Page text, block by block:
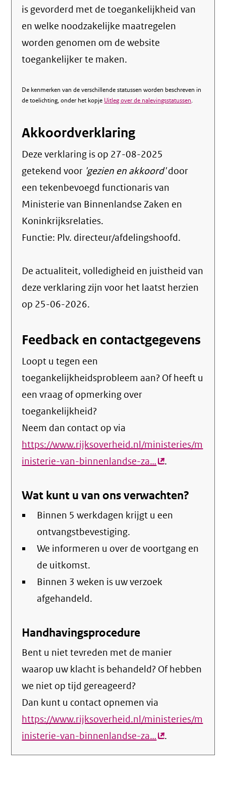
is gevorderd met de toegankelijkheid van
en welke noodzakelijke maatregelen
worden genomen om de website
toegankelijker te maken.
De kenmerken van de verschillende statussen worden beschreven in
de toelichting, onder het kopje Uitleg over de nalevingsstatussen.
Akkoordverklaring
Deze verklaring is op 27-08-2025
getekend voor 'gezien en akkoord'door
een tekenbevoegd functionaris van
Ministerie van Binnenlandse Zaken en
Koninkrijksrelaties.
Functie: Plv. directeur/afdelingshoofd.
De actualiteit, volledigheid en juistheid van
deze verklaring zijn voor het laatst herzien
op 25-06-2026.
Feedback en contactgegevens
Loopt u tegen een
toegankelijkheidsprobleem aan? Of heeft u
een vraag of opmerking over
toegankelijkheid?
Neem dan contact op via
https://www.rijksoverheid.nl/ministeries/m
inisterie-van-binnenlandse-za…(externe
.
Wat kunt u van ons verwachten?
Binnen 5 werkdagen krijgt u een
ontvangstbevestiging.
We informeren u over de voortgang en
de uitkomst.
Binnen 3 weken is uw verzoek
afgehandeld.
Handhavingsprocedure
Bent u niet tevreden met de manier
waarop uw klacht is behandeld? Of hebben
we niet op tijd gereageerd?
Dan kunt u contact opnemen via
https://www.rijksoverheid.nl/ministeries/m
inisterie-van-binnenlandse-za…(externe
link)
.